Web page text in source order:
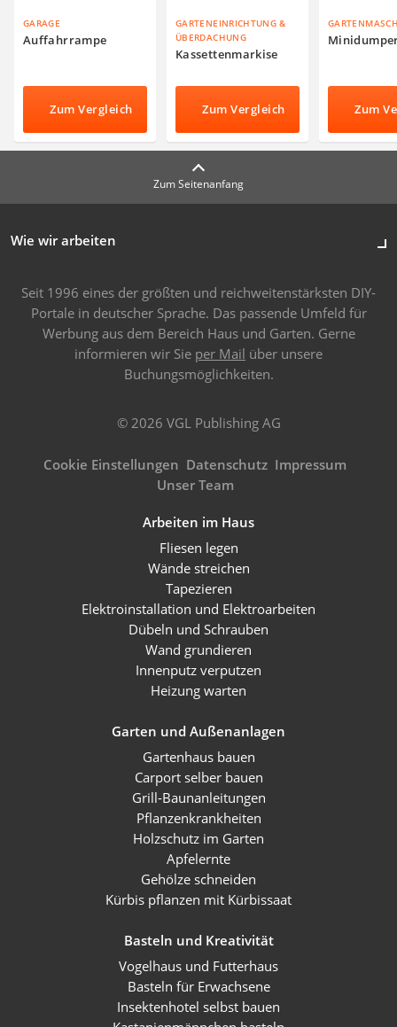
GARAGE
Auffahrrampe
Zum Vergleich
GARTENEINRICHTUNG &
ÜBERDACHUNG
Kassettenmarkise
Zum Vergleich Zum
Zum Seitenanfang
Wie wir arbeiten
Seit 1996 eines der größten und reichweitenstärksten DIY-
Portale in deutscher Sprache. Das passende Umfeld für
Werbung aus dem Bereich Haus und Garten. Gerne
informieren wir Sie per Mail über unsere
Buchungsmöglichkeiten.
© 2026 VGL Publishing AG
Cookie Einstellungen Datenschutz Impressum
Unser Team
Arbeiten im Haus
Fliesen legen
Wände streichen
Tapezieren
Elektroinstallation und Elektroarbeiten
Dübeln und Schrauben
Wand grundieren
Innenputz verputzen
Heizung warten
Garten und Außenanlagen
Gartenhaus bauen
Carport selber bauen
Grill-Baunanleitungen
Pflanzenkrankheiten
Holzschutz im Garten
Apfelernte
Gehölze schneiden
Kürbis pflanzen mit Kürbissaat
Basteln und Kreativität
Vogelhaus und Futterhaus
Basteln für Erwachsene
Insektenhotel selbst bauen